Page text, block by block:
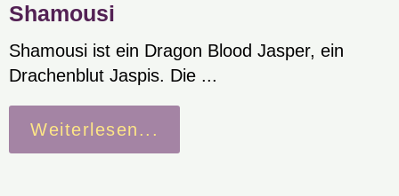
Shamousi
Shamousi ist ein Dragon Blood Jasper, ein
Drachenblut Jaspis. Die ...
Weiterlesen...